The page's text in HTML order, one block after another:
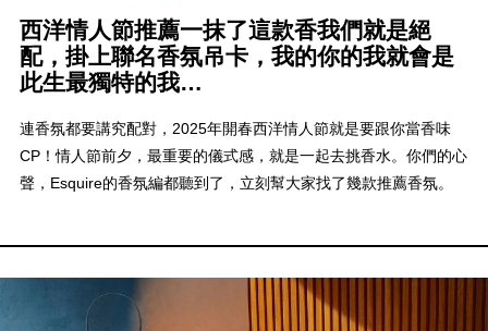
西洋情人節推薦一抹了這款香我們就是絕
配，掛上聯名香氛吊卡，我的你的我就會是
此生最獨特的我…
連香氛都要講究配對，2025年開春西洋情人節就是要跟你當香味
CP！情人節前夕，最重要的儀式感，就是一起去挑香水。你們的心
聲，Esquire的香氛編都聽到了，立刻幫大家找了幾款推薦香氛。